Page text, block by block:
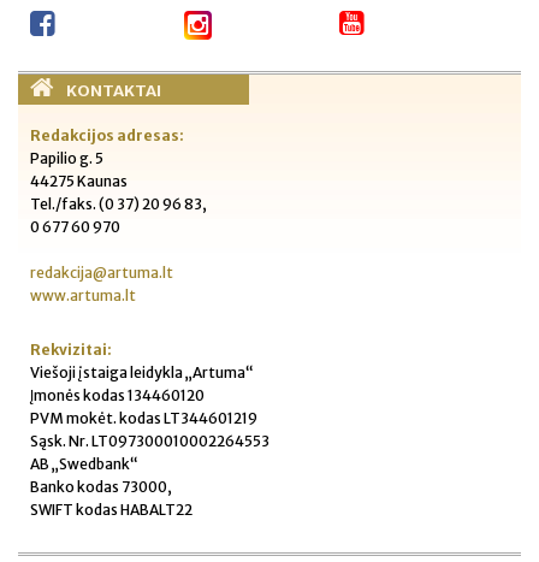
KONTAKTAI
Redakcijos adresas:
Papilio g. 5
44275 Kaunas
Tel./faks. (0 37) 20 96 83,
0 677 60 970
redakcija@artuma.lt
www.artuma.lt
Rekvizitai:
Viešoji įstaiga leidykla „Artuma“
Įmonės kodas 134460120
PVM mokėt. kodas LT344601219
Sąsk. Nr. LT097300010002264553
AB „Swedbank“
Banko kodas 73000,
SWIFT kodas HABALT22